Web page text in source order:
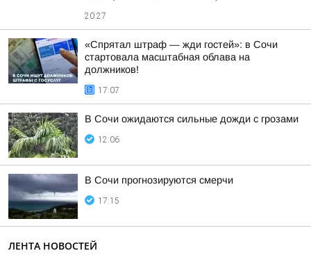
20:27
«Спрятал штраф — жди гостей»: в Сочи
стартовала масштабная облава на
должников!
17:07
В Сочи ожидаются сильные дожди с грозами
12:06
В Сочи прогнозируются смерчи
17:15
ЛЕНТА НОВОСТЕЙ